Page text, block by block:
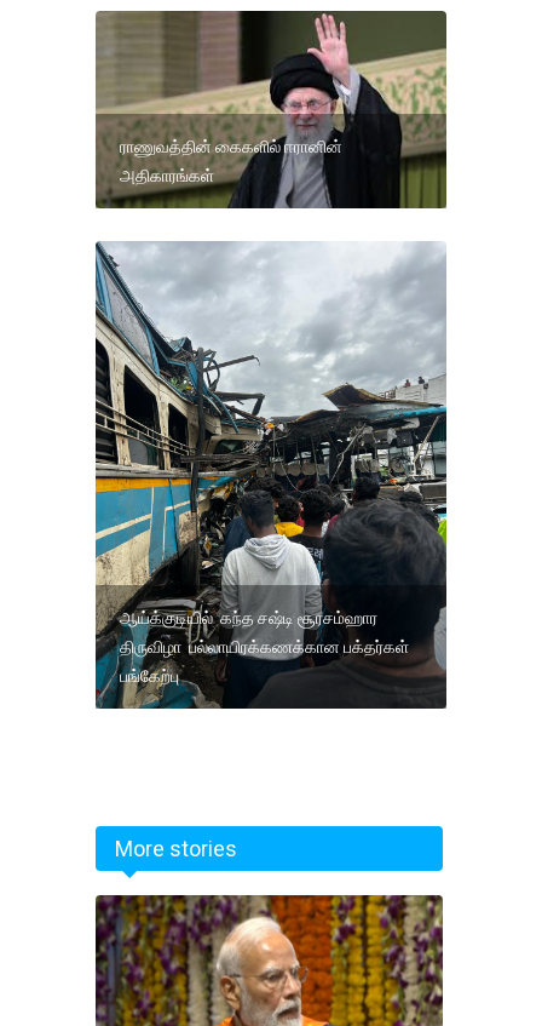
ராணுவத்தின் கைகளில் ஈரானின்
அதிகாரங்கள்
ஆய்க்குடியில் கந்த சஷ்டி சூரசம்ஹார
திருவிழா பல்லாயிரக்கணக்கான பக்தர்கள்
பங்கேற்பு
More stories